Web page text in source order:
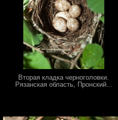
Вторая кладка черноголовки.
Рязанская область, Пронский...